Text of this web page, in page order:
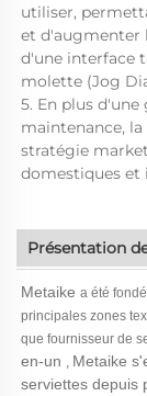
utiliser,
et d'augmenter
d'une interface
molette (Jog
5. En plus
maintenance,
stratégie
domestiques et
Présentation
Metaike a été
principales zones
que fournisseur de
en-un , Metaike
serviettes depuis